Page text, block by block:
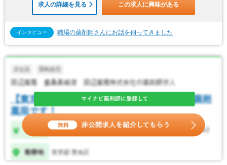
求人の詳細を見る この求人に興味がある
インタビュー 職場の薬剤師さんにお話を伺ってきました